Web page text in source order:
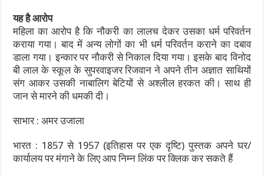
यह है आरोप
महिला का आरोप है कि नौकरी का लालच देकर उसका धर्म परिवर्तन
कराया गया। बाद में अन्य लोगों का भी धर्म परिवर्तन कराने का दबाव
डाला गया। इन्कार पर नौकरी से निकाल दिया गया। इसके बाद विनोद
बी लाल के स्कूल के सुपरवाइजर रिजवान ने अपने तीन अज्ञात साथियों
संग आकर उसकी नाबालिग बेटियों से अश्लील हरकत की। साथ ही
जान से मारने की धमकी दी।
साभार : अमर उजाला
भारत : 1857 से 1957 (इतिहास पर एक दृष्टि) पुस्तक अपने घर/
कार्यालय पर मंगाने के लिए आप निम्न लिंक पर क्लिक कर सकते हैं